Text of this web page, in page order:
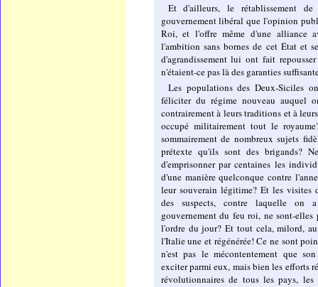
Et d'ailleurs, le rétablissement
gouvernement libéral que l'opinion
Roi, et l'offre même d'une alliance
l'ambition sans bornes de cet État et
d'agrandissement lui ont fait
n'étaient-ce pas là des garanties
Les populations des Deux-Siciles
féliciter du régime nouveau auquel
contrairement à leurs traditions et à
occupé militairement tout le
sommairement de nombreux sujets
prétexte qu'ils sont des brigands?
d'emprisonner par centaines les
d'une manière quelconque contre
leur souverain légitime? Et les
des suspects, contre laquelle
gouvernement du feu roi, ne sont-elles
l'ordre du jour? Et tout cela, milord,
l'Italie une et régénérée! Ce ne sont
n'est pas le mécontentement que
exciter parmi eux, mais bien les efforts
révolutionnaires de tous les pays, les